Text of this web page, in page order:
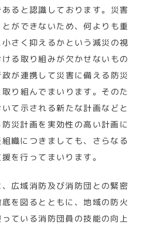
ると認識しております。災害
ができないため、何よりも重
さく抑えるかという減災の視
る取り組みが欠かせないもの
が連携して災害に備える防災
り組んでまいります。そのた
て示される新たな計画などと
災計画を実効性の高い計画に
織につきましても、さらなる
を行ってまいります。
広域消防及び消防団との緊密
を図るとともに、地域の防火
ている消防団員の技能の向上